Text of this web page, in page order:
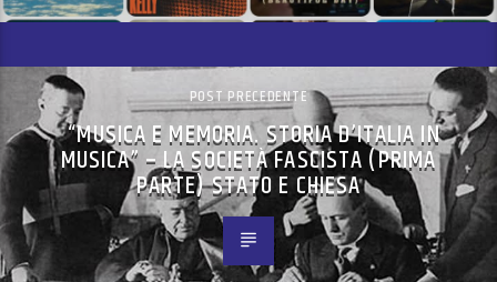
POST PRECEDENTE
“MUSICA E MEMORIA. STORIA D’ITALIA IN
MUSICA” – LA SOCIETÀ FASCISTA (PRIMA
PARTE) STATO E CHIESA